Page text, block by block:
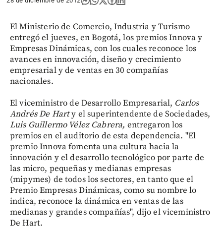
El Ministerio de Comercio, Industria y Turismo
entregó el jueves, en Bogotá, los premios Innova y
Empresas Dinámicas, con los cuales reconoce los
avances en innovación, diseño y crecimiento
empresarial y de ventas en 30 compañías
nacionales.
El viceministro de Desarrollo Empresarial, Carlos
Andrés De Harty el superintendente de Sociedades,
Luis Guillermo Vélez Cabrera, entregaron los
premios en el auditorio de esta dependencia. "El
premio Innova fomenta una cultura hacia la
innovación y el desarrollo tecnológico por parte de
las micro, pequeñas y medianas empresas
(mipymes) de todos los sectores, en tanto que el
Premio Empresas Dinámicas, como su nombre lo
indica, reconoce la dinámica en ventas de las
medianas y grandes compañías", dijo el viceministro
De Hart.